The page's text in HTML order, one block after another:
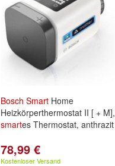
Bosch Smart Home
Heizkörperthermostat II [ + M],
smartes Thermostat, anthrazit
78,99 €
Kostenloser Versand